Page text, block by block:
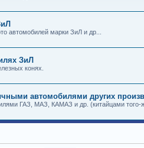
автомобилей марки ЗиЛ и др...
ЗиЛ
конях.
автомобилями других
ГАЗ, МАЗ, КАМАЗ и др. (китайцами того-